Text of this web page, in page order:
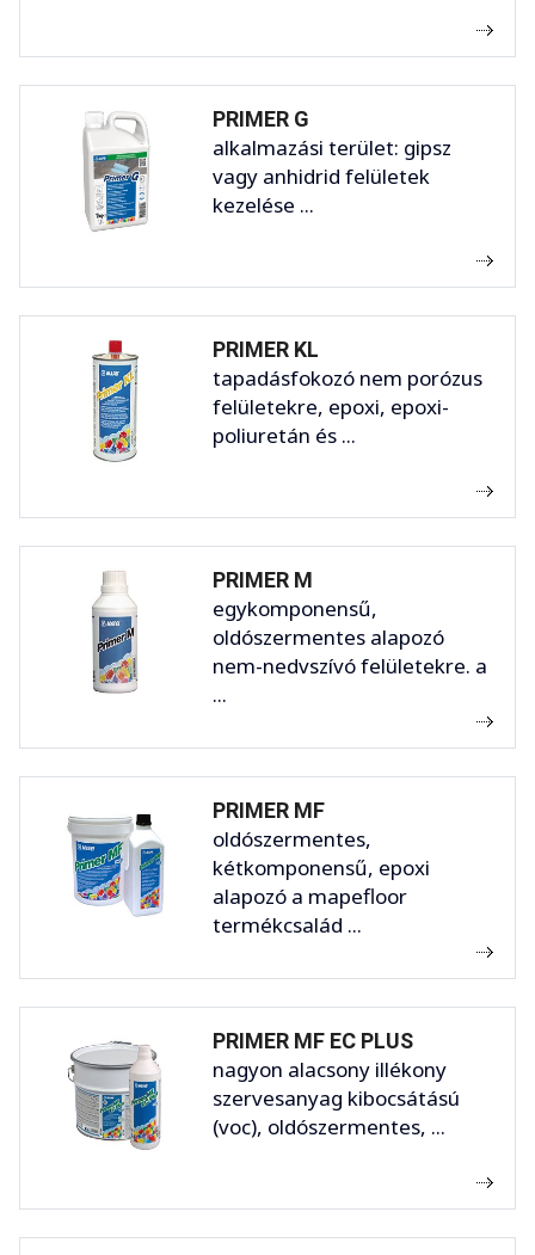
PRIMER G
alkalmazási terület: gipsz
vagy anhidrid felületek
kezelése ...
PRIMER KL
tapadásfokozó nem porózus
felületekre, epoxi, epoxi-
poliuretán és ...
PRIMER M
egykomponensű,
oldószermentes alapozó
nem-nedvszívó felületekre. a
...
PRIMER MF
oldószermentes,
kétkomponensű, epoxi
alapozó a mapefloor
termékcsalád ...
PRIMER MF EC PLUS
nagyon alacsony illékony
szervesanyag kibocsátású
(voc), oldószermentes, ...